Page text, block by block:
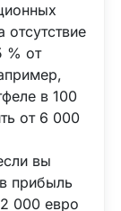
% от
в 100
от 6 000
вы
прибыль
000 евро